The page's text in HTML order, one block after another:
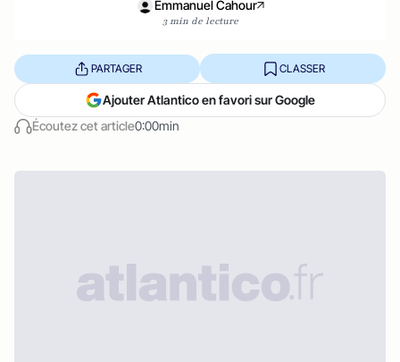
Emmanuel Cahour
3 min de lecture
Écoutez cet article0:00min
PARTAGER CLASSER
Ajouter Atlantico en favori sur Google